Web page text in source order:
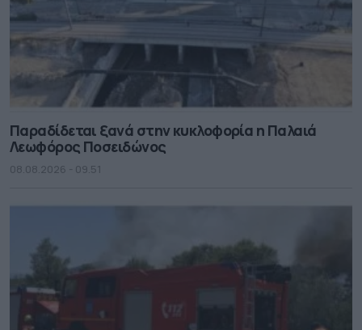
Παραδίδεται ξανά στην κυκλοφορία η Παλαιά
Λεωφόρος Ποσειδώνος
08.08.2026 - 09.51